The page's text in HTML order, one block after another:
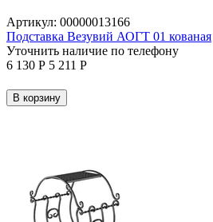
Артикул: 00000013166
Подставка Везувий АОГТ 01 кованая
Уточнить наличие по телефону
6 130 Р 5 211 Р
В корзину